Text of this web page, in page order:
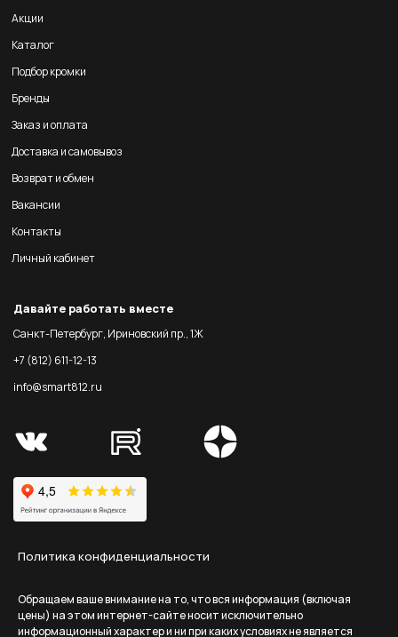
Акции
Каталог
Подбор кромки
Бренды
Заказ и оплата
Доставка и самовывоз
Возврат и обмен
Вакансии
Контакты
Личный кабинет
Давайте работать вместе
Санкт-Петербург, Ириновский пр., 1Ж
+7 (812) 611-12-13
info@smart812.ru
Политика конфиденциальности
Обращаем ваше внимание на то, что вся информация (включая
цены) на этом интернет-сайте носит исключительно
информационный характер и ни при каких условиях не является